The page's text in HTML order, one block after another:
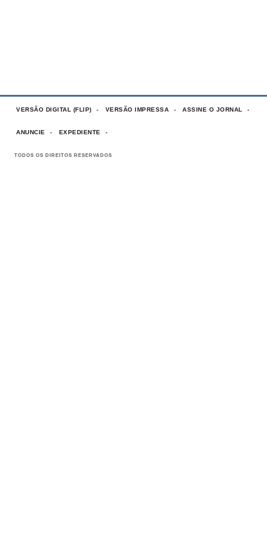
VERSÃO DIGITAL (FLIP) VERSÃO IMPRESSA ASSINE O JORNAL
ANUNCIE EXPEDIENTE
TODOS OS DIREITOS RESERVADOS